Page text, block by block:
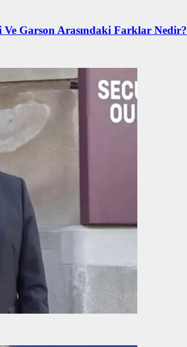
Garson Arasındaki Farklar Nedir?